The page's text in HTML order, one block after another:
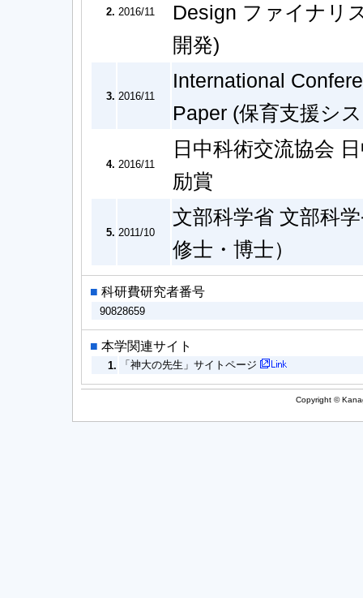
2. 2016/11
Design ファイナリ
開発)
3. 2016/11
International
Paper (保育支援シ
4. 2016/11
日中科術交流協会
励賞
5. 2011/10
文部科学省 文部科
修士・博士）
■ 科研費研究者番号
90828659
■ 本学関連サイト
1. 「神大の先生」サイトページ
Copyright ©